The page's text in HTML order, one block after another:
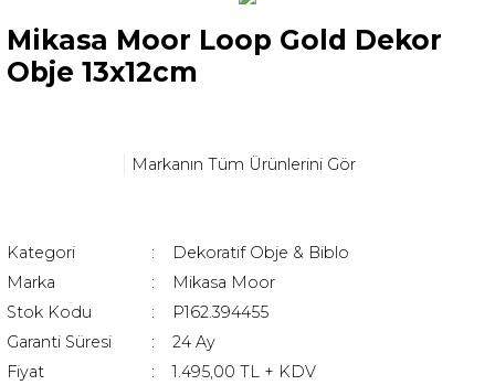
Mikasa Moor Loop Gold Dekor
Obje 13x12cm
Markanın Tüm Ürünlerini Gör
Kategori
Dekoratif Obje & Biblo
Marka
Mikasa Moor
Stok Kodu
P162.394455
Garanti Süresi
24 Ay
Fiyat
1.495,00 TL + KDV